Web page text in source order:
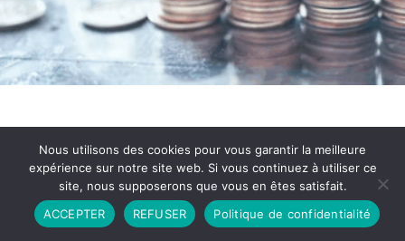
Partenariat Contact
Politique de Confidentialité
CGU
Copyright © 2026 - Propulsé par DIEUDUDIABLE
Nous utilisons des cookies pour vous garantir la meilleure
expérience sur notre site web. Si vous continuez à utiliser ce
site, nous supposerons que vous en êtes satisfait.
ACCEPTER
REFUSER Politique de confidentialité